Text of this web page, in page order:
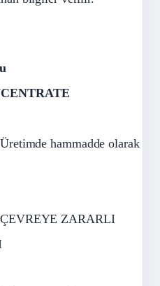
Üretimde hammadde olarak
ÇEVREYE ZARARLI